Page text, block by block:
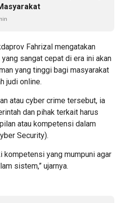
Fahrizal mengatakan
sangat cepat di era ini akan
yang tinggi bagi masyarakat
judi online.
atau cyber crime tersebut, ia
dan pihak terkait harus
atau kompetensi dalam
Security).
kompetensi yang mumpuni agar
sistem,” ujarnya.